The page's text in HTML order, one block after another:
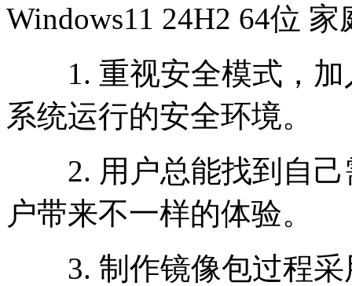
Windows11 24H2 64位
1. 重视安全模式，加
系统运行的安全环境。
2. 用户总能找到自己
户带来不一样的体验。
3. 制作镜像包过程采